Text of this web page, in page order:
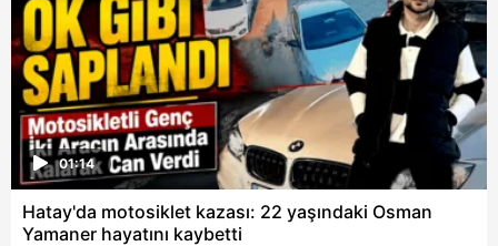
01:14
Hatay'da motosiklet kazası: 22 yaşındaki Osman
Yamaner hayatını kaybetti